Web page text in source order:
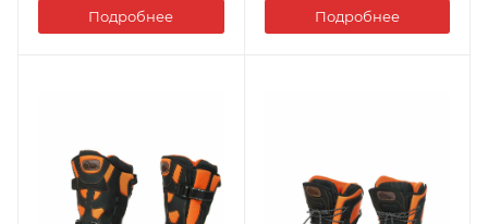
Подробнее Подробнее